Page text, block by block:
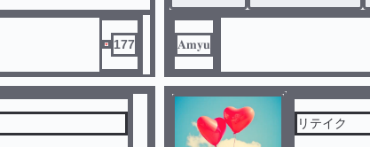
177 𝐀𝐦𝐲𝐮
リテイク